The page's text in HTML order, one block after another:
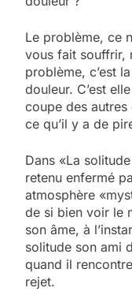
Le problème, ce
vous fait souffrir,
problème, c’est
douleur. C’est
coupe des
ce qu’il y a de
Dans «La
retenu enfermé
atmosphère
de si bien voir le
son âme, à
solitude son ami
quand il
rejet.